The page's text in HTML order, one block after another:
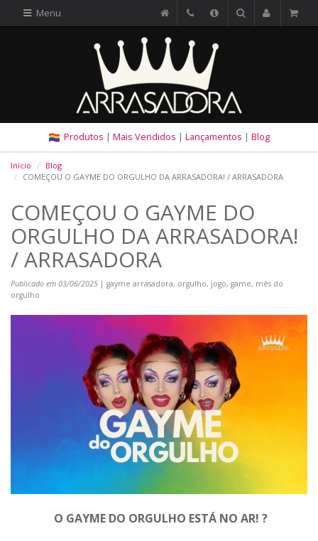
Menu
Produtos | Mais Vendidos | Lançamentos | Blog
Início
Blog
COMEÇOU O GAYME DO ORGULHO DA ARRASADORA! / ARRASADORA
COMEÇOU O GAYME DO
ORGULHO DA ARRASADORA!
/ ARRASADORA
Publicado em 03/06/2025 | gayme arrasadora, orgulho, jogo, game, mês do
orgulho
O GAYME DO ORGULHO ESTÁ NO AR! ?